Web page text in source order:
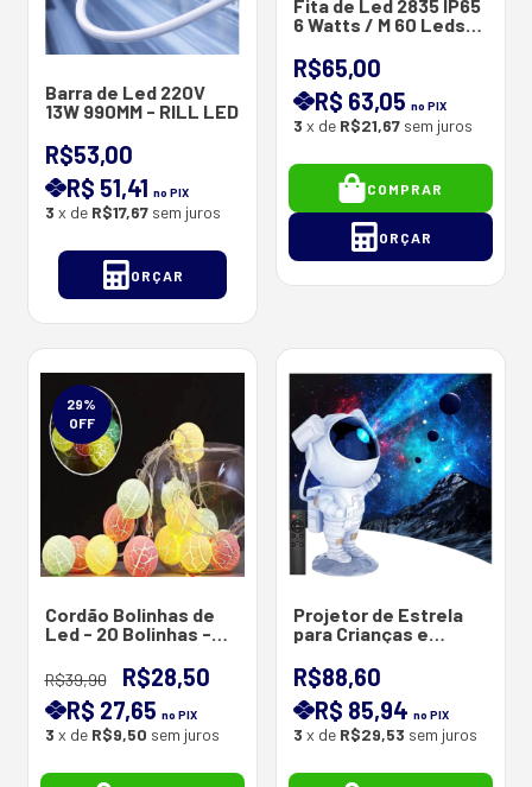
Barra de Led 220V
13W 990MM - RILL LED
R$53,00
R$ 51,41no PIX
3 x de R$17,67 sem juros
ORÇAR
Fita de Led 2835 IP65
6 Watts / M 60 Leds
R$65,00
R$ 63,05no PIX
3 x de R$21,67 sem juros
COMPRAR
ORÇAR
29%
OFF
Cordão Bolinhas de
Led - 20 Bolinhas -
Luz Fixa
R$39,90
R$28,50
R$ 27,65no PIX
3 x de R$9,50 sem juros
Projetor de Estrela
para Crianças e
R$88,60
R$ 85,94no PIX
3 x de R$29,53 sem juros